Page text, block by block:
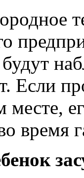
Если
месте,
время